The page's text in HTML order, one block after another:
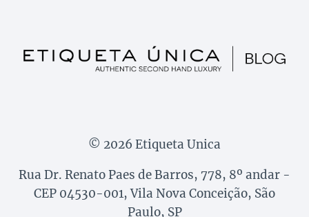
© 2026 Etiqueta Unica
Rua Dr. Renato Paes de Barros, 778, 8º andar -
CEP 04530-001, Vila Nova Conceição, São
Paulo, SP